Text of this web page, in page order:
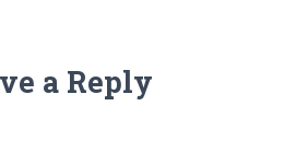
a Reply